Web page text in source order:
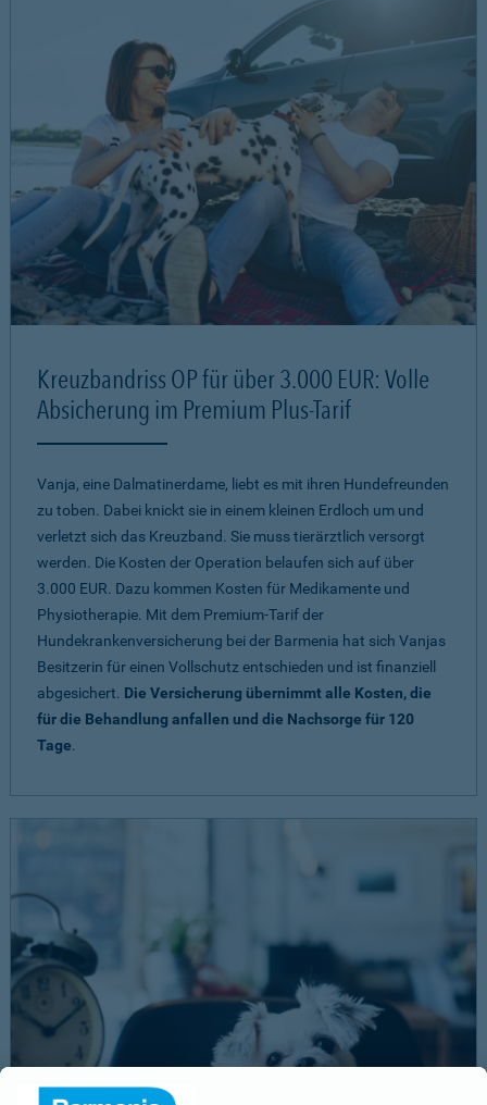
Kreuzbandriss OP für über 3.000 EUR: Volle
Absicherung im Premium Plus-Tarif
Vanja, eine Dalmatinerdame, liebt es mit ihren Hundefreunden
zu toben. Dabei knickt sie in einem kleinen Erdloch um und
verletzt sich das Kreuzband. Sie muss tierärztlich versorgt
werden. Die Kosten der Operation belaufen sich auf über
3.000 EUR. Dazu kommen Kosten für Medikamente und
Physiotherapie. Mit dem Premium-Tarif der
Hundekrankenversicherung bei der Barmenia hat sich Vanjas
Besitzerin für einen Vollschutz entschieden und ist finanziell
abgesichert. Die Versicherung übernimmt alle Kosten, die
für die Behandlung anfallen und die Nachsorge für 120
Tage.